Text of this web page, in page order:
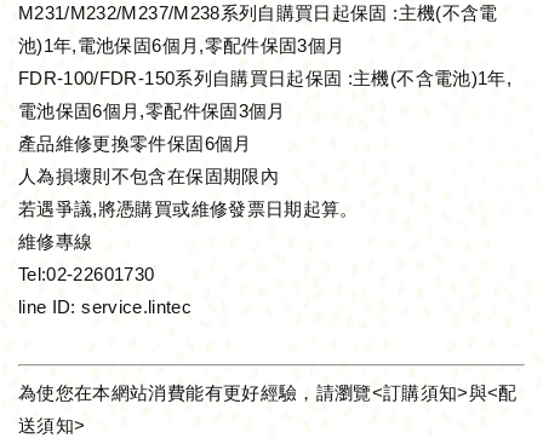
M231/M232/M237/M238系列自購買日起保固 :主機(不含電
池)1年,電池保固6個月,零配件保固3個月
FDR-100/FDR-150系列自購買日起保固 :主機(不含電池)1年,
電池保固6個月,零配件保固3個月
產品維修更換零件保固6個月
人為損壞則不包含在保固期限內
若遇爭議,將憑購買或維修發票日期起算。
維修專線
Tel:02-22601730
line ID: service.lintec
為使您在本網站消費能有更好經驗，請瀏覽<訂購須知>與<配
送須知>